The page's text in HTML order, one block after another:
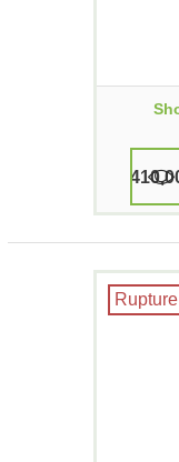
Rupture